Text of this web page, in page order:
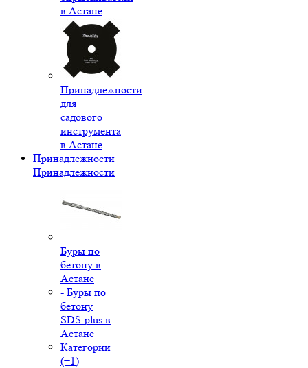
в Астане
Принадлежности
для
садового
инструмента
в Астане
Принадлежности
Принадлежности
Буры по
бетону в
Астане
- Буры по
бетону
SDS-plus в
Астане
Категории
(+1)